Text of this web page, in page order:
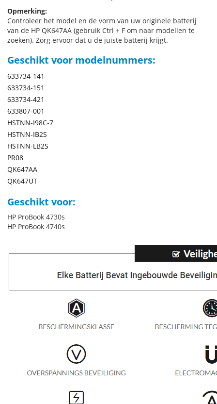
Opmerking:
Controleer het model en de vorm van uw originele batterij
van de HP QK647AA (gebruik Ctrl + F om naar modellen te
zoeken). Zorg ervoor dat u de juiste batterij krijgt.
Geschikt voor modelnummers:
633734-141
633734-151
633734-421
633807-001
HSTNN-I98C-7
HSTNN-IB2S
HSTNN-LB2S
PR08
QK647AA
QK647UT
Geschikt voor:
HP ProBook 4730s
HP ProBook 4740s